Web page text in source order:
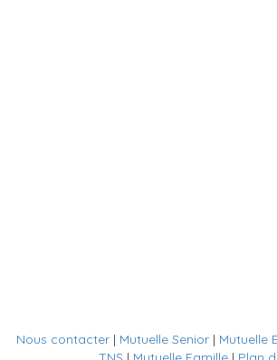
Nous contacter| Mutuelle Senior| Mutuelle